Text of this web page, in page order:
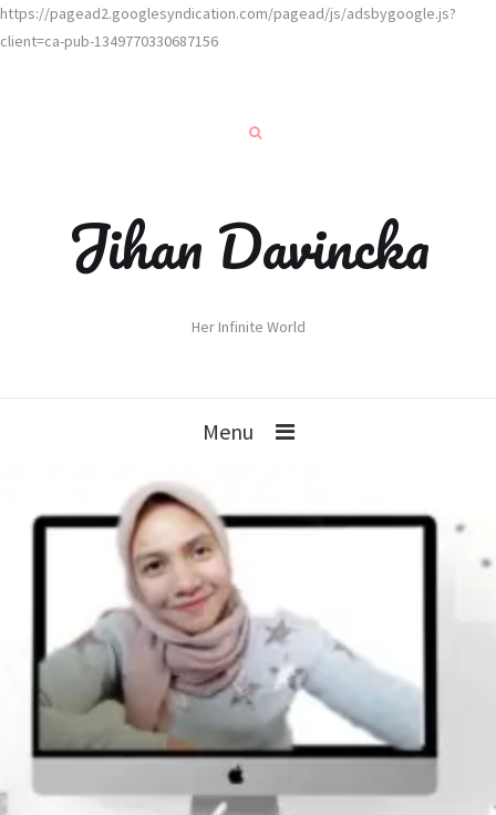
https://pagead2.googlesyndication.com/pagead/js/adsbygoogle.js?
client=ca-pub-1349770330687156
Jihan Davincka
Her Infinite World
Menu